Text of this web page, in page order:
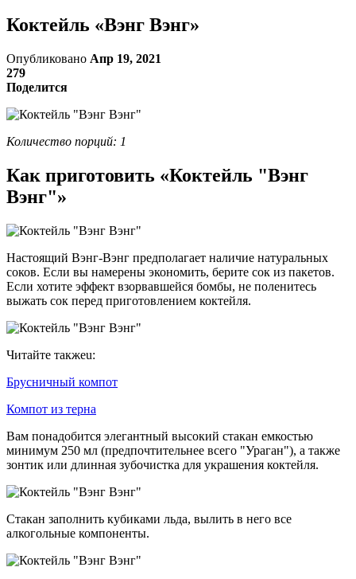
Коктейль «Вэнг Вэнг»
Опубликовано Апр 19, 2021
279
Поделится
Количество порций: 1
Как приготовить «Коктейль "Вэнг
Вэнг"»
Настоящий Вэнг-Вэнг предполагает наличие натуральных
соков. Если вы намерены экономить, берите сок из пакетов.
Если хотите эффект взорвавшейся бомбы, не поленитесь
выжать сок перед приготовлением коктейля.
Читайте такжеu:
Брусничный компот
Компот из терна
Вам понадобится элегантный высокий стакан емкостью
минимум 250 мл (предпочтительнее всего "Ураган"), а также
зонтик или длинная зубочистка для украшения коктейля.
Стакан заполнить кубиками льда, вылить в него все
алкогольные компоненты.